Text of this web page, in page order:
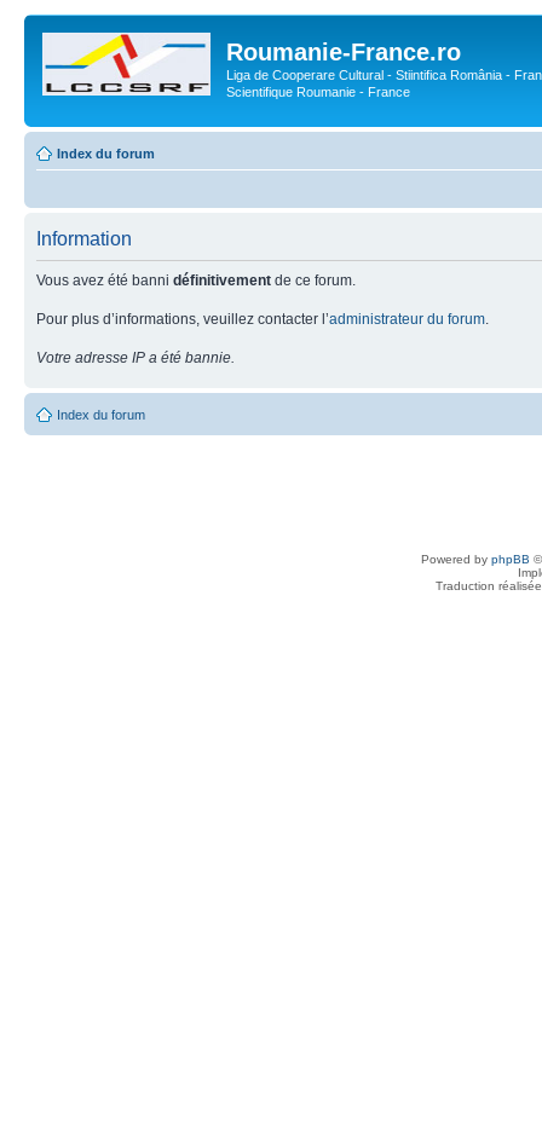
Roumanie-France.ro
Liga de Cooperare Cultural - Stiintifica România -
Scientifique Roumanie - France
Index du forum
Information
Vous avez été banni définitivement de ce forum.
Pour plus d’informations, veuillez contacter l’administrateur du forum
Votre adresse IP a été bannie.
Index du forum
Powered by phpBB
Traduction